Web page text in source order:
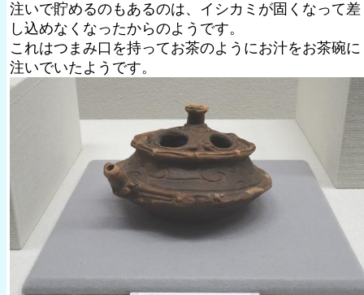
注いで貯めるのもあるのは、イシカミが固くなって差
し込めなくなったからのようです。
これはつまみ口を持ってお茶のようにお汁をお茶碗に
注いでいたようです。